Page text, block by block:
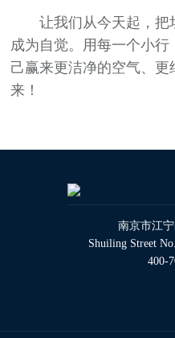
让我们从今天起，把
成为自觉。用每一个小
己赢来更洁净的空气、
来！
南京市江
Shuiling Street
400-